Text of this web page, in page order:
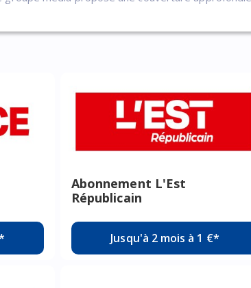
Abonnement L'Est
Républicain
Jusqu'à 2 mois à 1 €*